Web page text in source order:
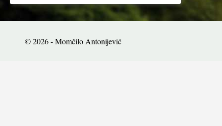
© 2026 - Momčilo Antonijević